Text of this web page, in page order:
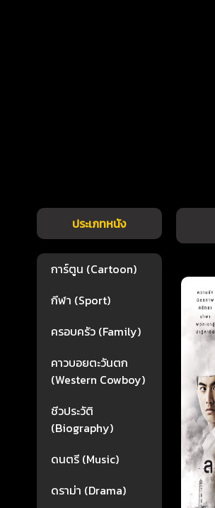
ประเภทหนัง
การ์ตูน (Cartoon)
กีฬา (Sport)
ครอบครัว (Family)
คาวบอยตะวันตก
(Western Cowboy)
ชีวประวัติ
(Biography)
ดนตรี (Music)
ดราม่า (Drama)